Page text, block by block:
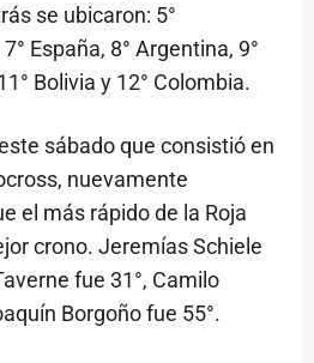
se ubicaron: 5°
España, 8° Argentina, 9°
Bolivia y 12° Colombia.
sábado que consistió en
nuevamente
el más rápido de la Roja
crono. Jeremías Schiele
fue 31°, Camilo
Borgoño fue 55°.